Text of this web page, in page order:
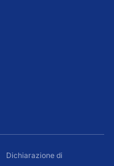
Dichiarazione di